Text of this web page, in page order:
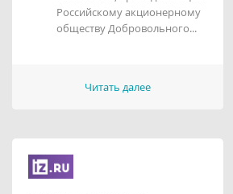
Российскому акционерному
обществу Добровольного...
Читать далее